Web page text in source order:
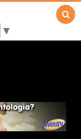
▼
